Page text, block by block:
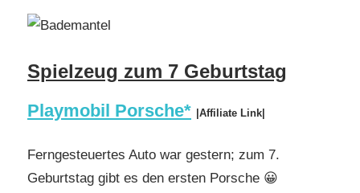
Spielzeug zum 7 Geburtstag
Playmobil Porsche* |Affiliate Link|
Ferngesteuertes Auto war gestern; zum 7.
Geburtstag gibt es den ersten Porsche 😀